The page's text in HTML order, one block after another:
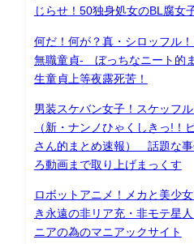
じらせ！50独身処女のBL腐女
何だ！何が？真・シロッフ
無職童貞- ぼっちなニート的
生童貞上等夜露死苦！
男装スケバン女子！スケッフル
（新・ナンノひゃくしきっ!！
さん的まとめ速報） 話題な事
ろ動画まで取り上げまっくす
ロボットアニメ！メカと美少
き永遠の非リア充・非モテ星
ニアの為のマニアックサイト